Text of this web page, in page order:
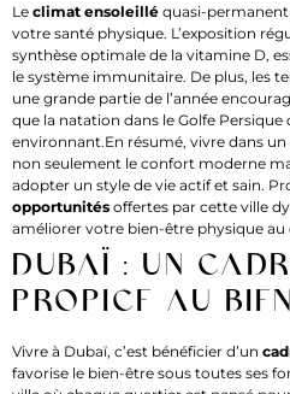
Le climat ensoleillé quasi-
votre santé physique. L’exposition
synthèse optimale de la vitamine D,
le système immunitaire. De plus, les
une grande partie de l’année
que la natation dans le Golfe Persique
environnant.En résumé, vivre dans
non seulement le confort moderne
adopter un style de vie actif et sain.
opportunités offertes par cette ville
améliorer votre bien-être physique au
Dubaï : un
propice au
Vivre à Dubaï, c’est bénéficier d’un
favorise le bien-être sous toutes ses